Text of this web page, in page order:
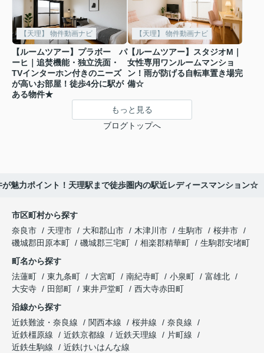
【天理】 物件動画ナビ
【ルームツアー】プラボー パ
ーヒ｜追焚機能・独立洗面・
TVインターホン付きのニーズ
が高いお部屋！徒歩4分に駅が
ある物件★
【天理】 物件動画ナビ
【ルームツアー】スタジオM｜
女性専用ワンルームマンショ
ン！雨が防げる自転車置き場完
備☆
もっと見る
ブログトップへ
魅力ポイント！天理駅まで徒歩圏内の駅近レディースマンション☆
市区町村から探す
奈良市
天理市 大和郡山市 木津川市 生駒市
桜井市
磯城郡田原本町
磯城郡三宅町 相楽郡精華町
生駒郡安堵町
町名から探す
法蓮町
東九条町 大宮町 南紀寺町 小泉町
富雄北
大安寺
田部町 東井戸堂町
西大寺赤田町
沿線から探す
近鉄難波・奈良線
関西本線 桜井線
奈良線
近鉄橿原線
近鉄京都線 近鉄天理線
片町線
近鉄生駒線
近鉄けいはんな線